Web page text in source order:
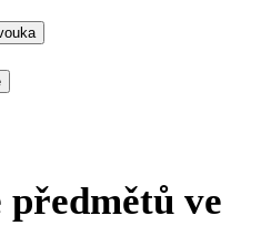
ve